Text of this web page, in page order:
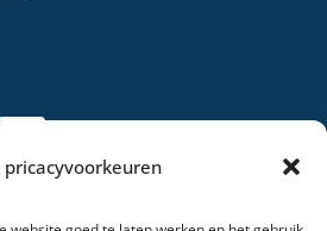
pricacyvoorkeuren